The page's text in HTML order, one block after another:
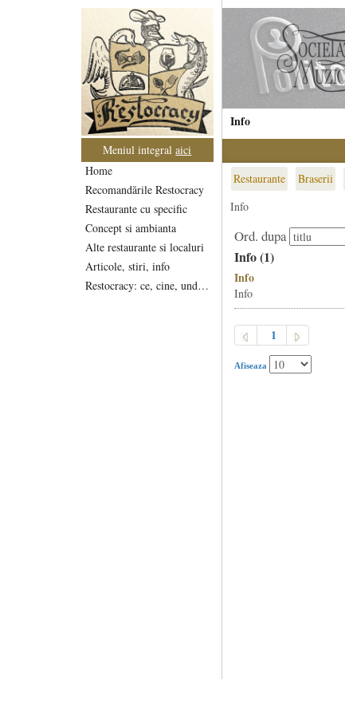
Meniul integralaici
Home
Recomandările Restocracy
Restaurante cu specific
Concept si ambianta
Alte restaurante si localuri
Articole, stiri, info
Restocracy: ce, cine, unde...
Info
Restaurante Braserii
Info
Ord. dupa
Info (1)
Info
Info
1
Afiseaza